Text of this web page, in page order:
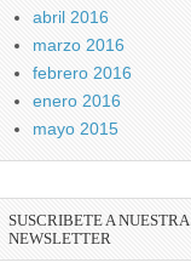
abril 2016
marzo 2016
febrero 2016
enero 2016
mayo 2015
SUSCRIBETE A NUESTRA
NEWSLETTER